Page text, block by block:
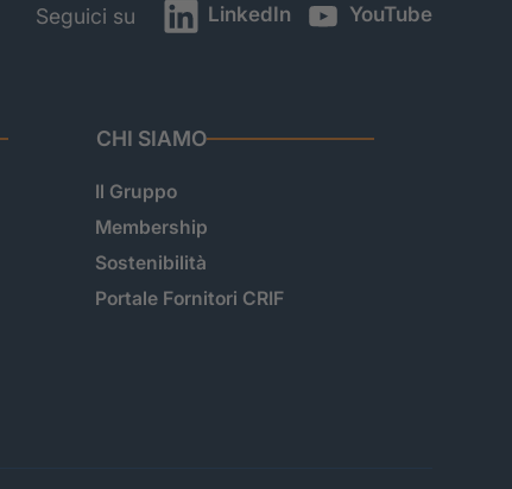
Seguici su LinkedIn YouTube
CHI SIAMO
Il Gruppo
Membership
Sostenibilità
Portale Fornitori CRIF